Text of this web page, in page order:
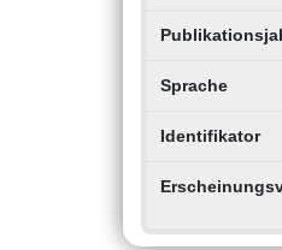
Sprache
Identifikator